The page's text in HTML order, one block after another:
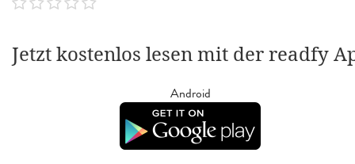
Jetzt kostenlos lesen mit der readfy
Android